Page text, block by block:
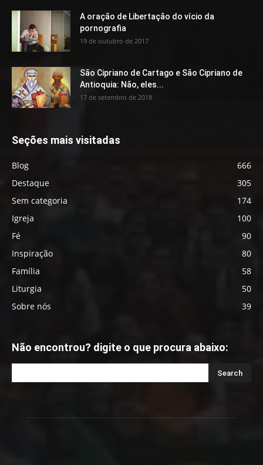
A oração de Libertação do vício da
pornografia
19 de outubro de 2017
São Cipriano de Cartago e São Cipriano de
Antioquia: Não, eles...
17 de setembro de 2018
Seções mais visitadas
Blog
666
Destaque
305
Sem categoria
174
Igreja
100
Fé
90
Inspiração
80
Família
58
Liturgia
50
Sobre nós
39
Não encontrou? digite o que procura abaixo: